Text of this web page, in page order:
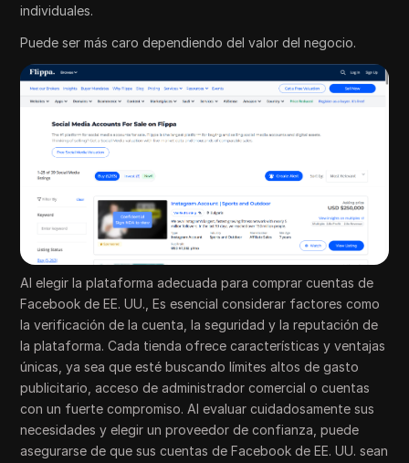
individuales.
Puede ser más caro dependiendo del valor del negocio.
Al elegir la plataforma adecuada para comprar cuentas de
Facebook de EE. UU., Es esencial considerar factores como
la verificación de la cuenta, la seguridad y la reputación de
la plataforma. Cada tienda ofrece características y ventajas
únicas, ya sea que esté buscando límites altos de gasto
publicitario, acceso de administrador comercial o cuentas
con un fuerte compromiso. Al evaluar cuidadosamente sus
necesidades y elegir un proveedor de confianza, puede
asegurarse de que sus cuentas de Facebook de EE. UU. sean